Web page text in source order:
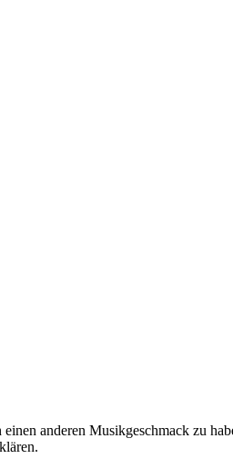
anderen Musikgeschmack zu